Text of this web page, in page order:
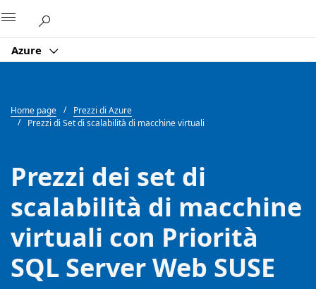
Azure
Home page
Prezzi di Azure
Prezzi di Set di scalabilità di macchine virtuali
Prezzi dei set di
scalabilità di macchine
virtuali con Priorità
SQL Server Web SUSE